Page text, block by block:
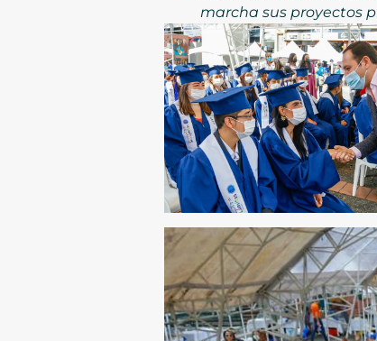
marcha sus proyectos